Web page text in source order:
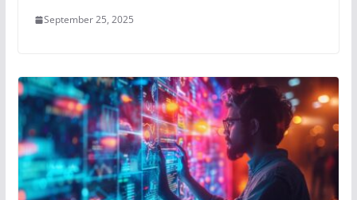
September 25, 2025